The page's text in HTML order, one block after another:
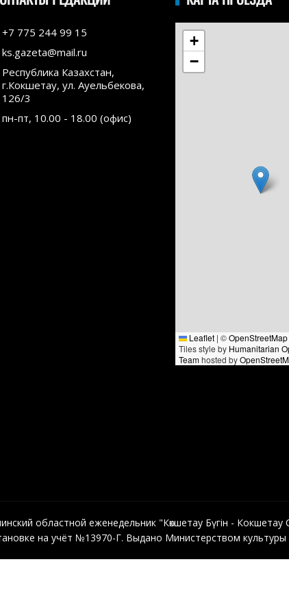
+7 775 244 99 15
ks.gazeta@mail.ru
Республика Казахстан,
г.Кокшетау, ул. Ауельбекова,
126/3
пн-пт, 10.00 - 18.00 (офис)
+
−
Leaflet | ©OpenStreetMap
Tiles style by Humanitarian
Teamhosted by
областной еженедельник "Көкшетау Бүгін - Кокшетау
на учёт №13970-Г. Выдано Министерством